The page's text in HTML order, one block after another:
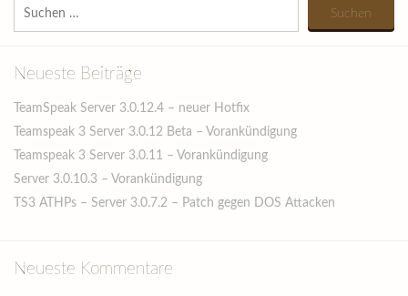
Suchen
Neueste Beiträge
TeamSpeak Server 3.0.12.4 – neuer Hotfix
Teamspeak 3 Server 3.0.12 Beta – Vorankündigung
Teamspeak 3 Server 3.0.11 – Vorankündigung
Server 3.0.10.3 – Vorankündigung
TS3 ATHPs – Server 3.0.7.2 – Patch gegen DOS Attacken
Neueste Kommentare